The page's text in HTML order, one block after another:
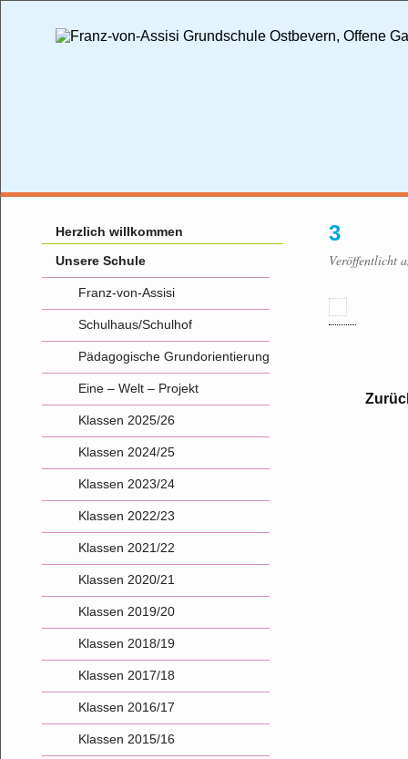
3
Veröffentlicht
Herzlich willkommen
Unsere Schule
Franz-von-Assisi
Schulhaus/Schulhof
Pädagogische Grundorientierung
Eine – Welt – Projekt
Klassen 2025/26
Klassen 2024/25
Klassen 2023/24
Klassen 2022/23
Klassen 2021/22
Klassen 2020/21
Klassen 2019/20
Klassen 2018/19
Klassen 2017/18
Klassen 2016/17
Klassen 2015/16